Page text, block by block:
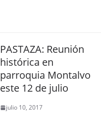
PASTAZA: Reunión
histórica en
parroquia Montalvo
este 12 de julio
julio 10, 2017